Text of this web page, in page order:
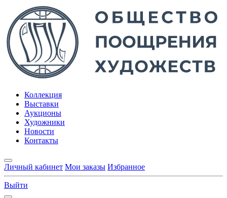
Коллекция
Выставки
Аукционы
Художники
Новости
Контакты
Личный кабинет Мои заказы Избранное
Выйти